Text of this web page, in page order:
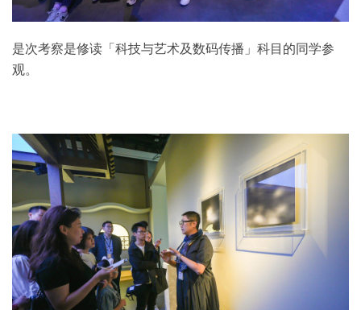
是次考察是修读「科技与艺术及数码传播」科目的同学参
观。